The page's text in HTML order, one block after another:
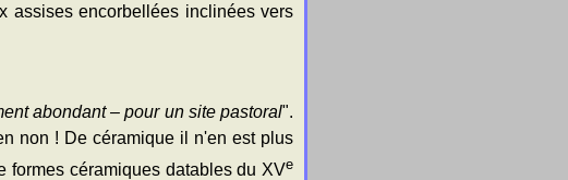
assises encorbellées inclinées vers
abondant – pour un site pastoral".
non ! De céramique il n'en est plus
formes céramiques datables du XVe